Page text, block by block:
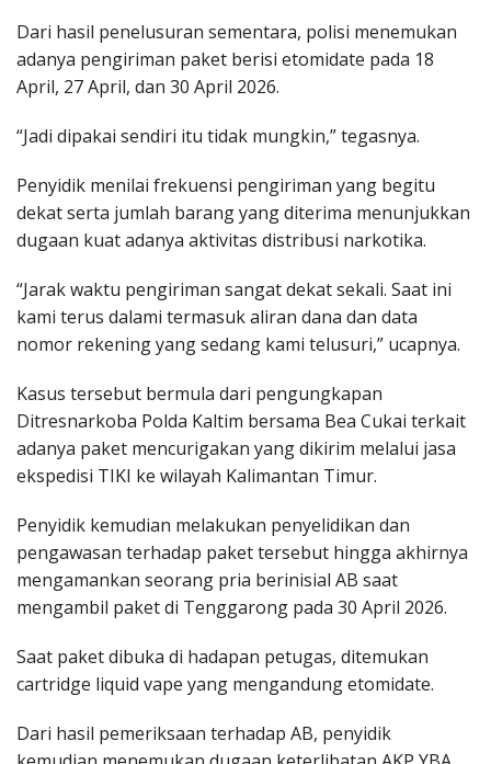
Dari hasil penelusuran sementara, polisi menemukan
adanya pengiriman paket berisi etomidate pada 18
April, 27 April, dan 30 April 2026.
“Jadi dipakai sendiri itu tidak mungkin,” tegasnya.
Penyidik menilai frekuensi pengiriman yang begitu
dekat serta jumlah barang yang diterima menunjukkan
dugaan kuat adanya aktivitas distribusi narkotika.
“Jarak waktu pengiriman sangat dekat sekali. Saat ini
kami terus dalami termasuk aliran dana dan data
nomor rekening yang sedang kami telusuri,” ucapnya.
Kasus tersebut bermula dari pengungkapan
Ditresnarkoba Polda Kaltim bersama Bea Cukai terkait
adanya paket mencurigakan yang dikirim melalui jasa
ekspedisi TIKI ke wilayah Kalimantan Timur.
Penyidik kemudian melakukan penyelidikan dan
pengawasan terhadap paket tersebut hingga akhirnya
mengamankan seorang pria berinisial AB saat
mengambil paket di Tenggarong pada 30 April 2026.
Saat paket dibuka di hadapan petugas, ditemukan
cartridge liquid vape yang mengandung etomidate.
Dari hasil pemeriksaan terhadap AB, penyidik